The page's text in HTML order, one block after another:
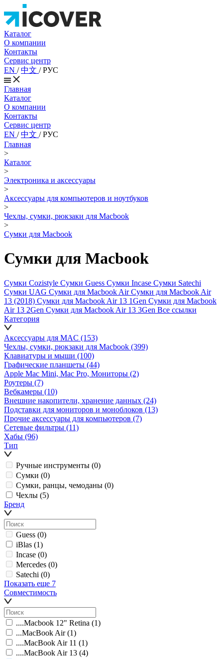
Каталог
О компании
Контакты
Сервис центр
EN /中文 /РУС
Главная
Каталог
О компании
Контакты
Сервис центр
EN /中文 /РУС
Главная
>
Каталог
>
Электроника и аксессуары
>
Аксессуары для компьютеров и ноутбуков
>
Чехлы, сумки, рюкзаки для Macbook
>
Сумки для Macbook
Сумки для Macbook
Сумки Cozistyle Сумки Guess Сумки Incase Сумки Satechi
Сумки UAG Сумки для Macbook AirСумки для Macbook Air
13 (2018) Сумки для Macbook Air 13 1Gen Сумки для Macbook
Air 13 2Gen Сумки для Macbook Air 13 3Gen Все ссылки
Категория
Аксессуары для MAC (153)
Чехлы, сумки, рюкзаки для Macbook (399)
Клавиатуры и мыши (100)
Графические планшеты (44)
Apple Mac Mini, Mac Pro, Мониторы (2)
Роутеры (7)
Вебкамеры (10)
Внешние накопители, хранение данных (24)
Подставки для мониторов и моноблоков (13)
Прочие аксессуары для компьютеров (7)
Сетевые фильтры (11)
Хабы (96)
Тип
Ручные инструменты (0)
Сумки (0)
Сумки, ранцы, чемоданы (0)
Чехлы (5)
Бренд
Guess (0)
iBlas (1)
Incase (0)
Mercedes (0)
Satechi (0)
Показать еще 7
Совместимость
....Macbook 12" Retina (1)
...MacBook Air (1)
....MacBook Air 11 (1)
....MacBook Air 13 (4)